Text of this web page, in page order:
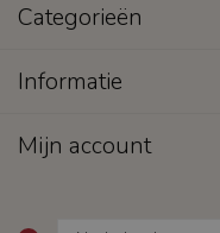
Categorieën
Informatie
Mijn account